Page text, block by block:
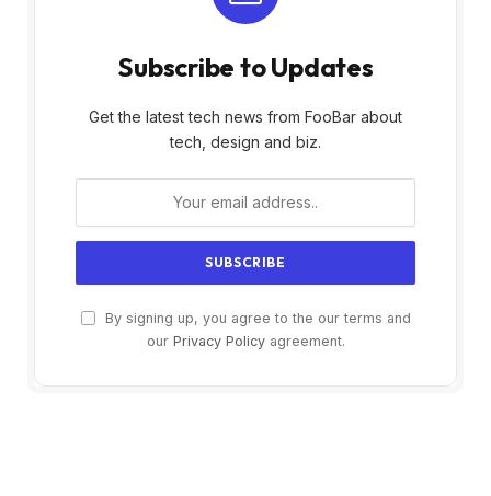
Subscribe to Updates
Get the latest tech news from FooBar about
tech, design and biz.
By signing up, you agree to the our terms and
our Privacy Policyagreement.